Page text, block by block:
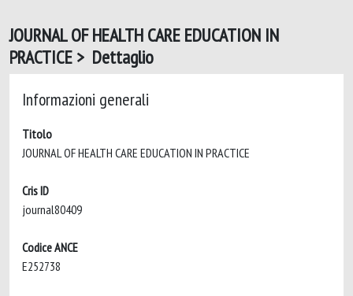
JOURNAL OF HEALTH CARE EDUCATION IN
PRACTICE > Dettaglio
Informazioni generali
Titolo
Cris ID
Codice ANCE